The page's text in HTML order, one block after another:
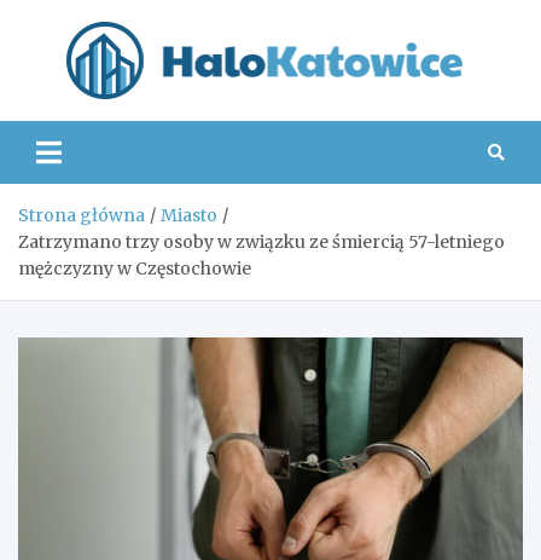
Strona główna
Miasto
Zatrzymano trzy osoby w związku ze śmiercią 57-letniego
mężczyzny w Częstochowie